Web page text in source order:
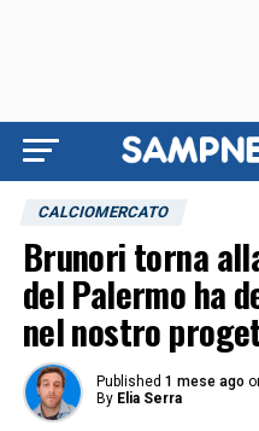
CALCIOMERCATO
Brunori torna
del Palermo ha
nel nostro
Published 1 mese ago
By Elia Serra